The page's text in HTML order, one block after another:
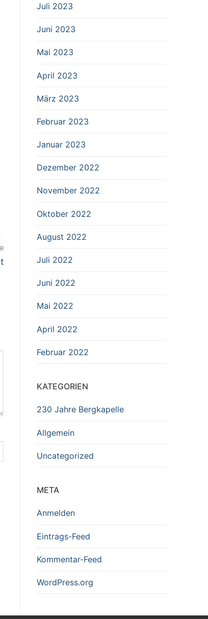
Juli 2023
Juni 2023
Mai 2023
April 2023
März 2023
Februar 2023
Januar 2023
Dezember 2022
November 2022
Oktober 2022
August 2022
Juli 2022
Juni 2022
Mai 2022
April 2022
Februar 2022
KATEGORIEN
230 Jahre Bergkapelle
Allgemein
Uncategorized
META
Anmelden
Eintrags-Feed
Kommentar-Feed
WordPress.org